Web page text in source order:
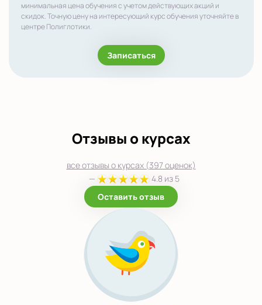
минимальная цена обучения с учетом действующих акций и
скидок. Точную цену на интересующий курс обучения уточняйте в
центре Полиглотики.
Записаться
Отзывы о курсах
все отзывы о курсах (397 оценок)
—
4.8 из 5
Оставить отзыв